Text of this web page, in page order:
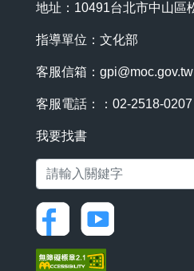
地址：10491台北市中山區
指導單位：文化部
客服信箱： gpi@moc.gov.tw
客服電話：：02-2518-
我要找書